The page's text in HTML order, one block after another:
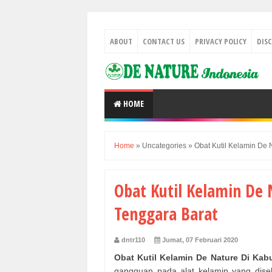
ABOUT CONTACT US PRIVACY POLICY
HOME
Home » Uncategories » Obat Kutil Kelamin De
Obat Kutil Kelamin
Tenggara Barat
dntr110 Jumat, 07 Februari 2020
Obat Kutil Kelamin De Nature Di